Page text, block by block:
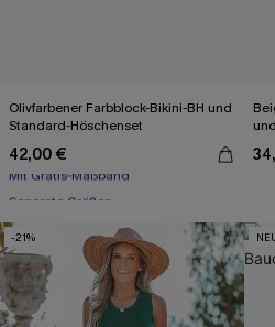
Olivfarbener Farbblock-Bikini-BH und
Standard-Höschenset
42,00 €
Mit Gratis-Maßband
-21%